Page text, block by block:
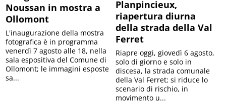
Noussan in mostra a
Ollomont
L'inaugurazione della mostra
fotografica è in programma
venerdì 7 agosto alle 18, nella
sala espositiva del Comune di
Ollomont; le immagini esposte
sa...
Planpincieux,
riapertura diurna
della strada della Val
Ferret
Riapre oggi, giovedì 6 agosto,
solo di giorno e solo in
discesa, la strada comunale
della Val Ferret; si riduce lo
scenario di rischio, in
movimento u...